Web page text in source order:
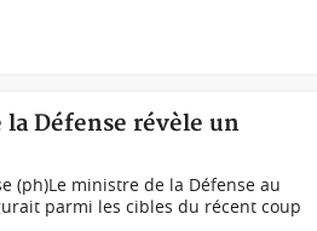
Défense révèle un
(ph)Le ministre de la Défense au
parmi les cibles du récent coup